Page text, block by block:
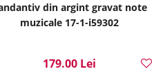
din argint gravat note
muzicale 17-1-i59302
179.00 Lei